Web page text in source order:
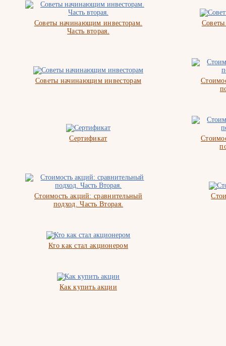
Советы начинающим инвесторам.
Часть вторая.
Советы начинающим инвесторам
Сертификат
Стоимость акций: сравнительный
подход. Часть Вторая.
Кто как стал акционером
Как купить акции